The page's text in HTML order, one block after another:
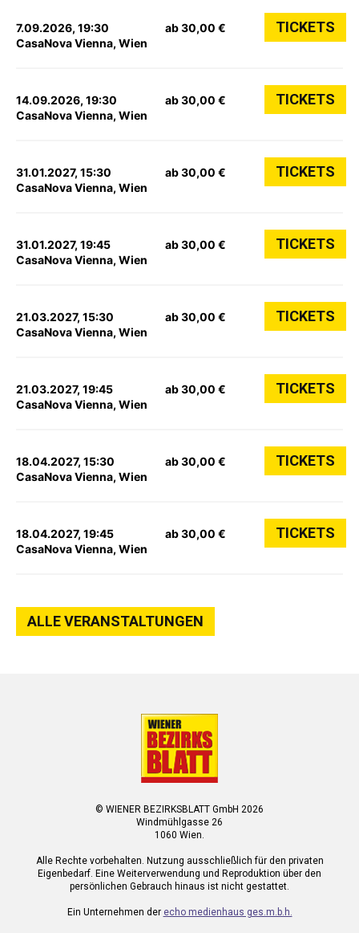
7.09.2026, 19:30
CasaNova Vienna, Wien
ab 30,00 € TICKETS
14.09.2026, 19:30
CasaNova Vienna, Wien
ab 30,00 € TICKETS
31.01.2027, 15:30
CasaNova Vienna, Wien
ab 30,00 € TICKETS
31.01.2027, 19:45
CasaNova Vienna, Wien
ab 30,00 € TICKETS
21.03.2027, 15:30
CasaNova Vienna, Wien
ab 30,00 € TICKETS
21.03.2027, 19:45
CasaNova Vienna, Wien
ab 30,00 € TICKETS
18.04.2027, 15:30
CasaNova Vienna, Wien
ab 30,00 € TICKETS
18.04.2027, 19:45
CasaNova Vienna, Wien
ab 30,00 € TICKETS
ALLE VERANSTALTUNGEN
© WIENER BEZIRKSBLATT GmbH 2026
Windmühlgasse 26
1060 Wien.
Alle Rechte vorbehalten. Nutzung ausschließlich für den privaten
Eigenbedarf. Eine Weiterverwendung und Reproduktion über den
persönlichen Gebrauch hinaus ist nicht gestattet.
Ein Unternehmen der echo medienhaus ges.m.b.h.